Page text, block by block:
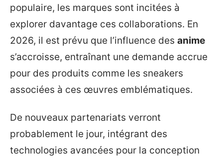
populaire, les marques sont incitées à
explorer davantage ces collaborations. En
2026, il est prévu que l’influence des anime
s’accroisse, entraînant une demande accrue
pour des produits comme les sneakers
associées à ces œuvres emblématiques.
De nouveaux partenariats verront
probablement le jour, intégrant des
technologies avancées pour la conception